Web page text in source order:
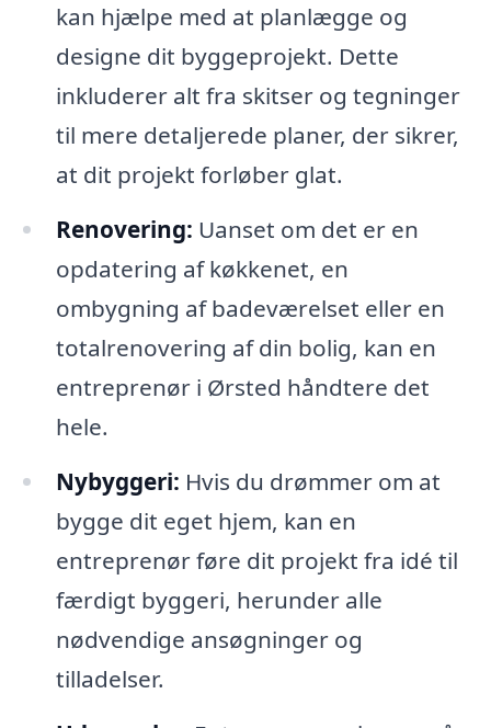
kan hjælpe med at planlægge og
designe dit byggeprojekt. Dette
inkluderer alt fra skitser og tegninger
til mere detaljerede planer, der sikrer,
at dit projekt forløber glat.
Renovering: Uanset om det er en
opdatering af køkkenet, en
ombygning af badeværelset eller en
totalrenovering af din bolig, kan en
entreprenør i Ørsted håndtere det
hele.
Nybyggeri: Hvis du drømmer om at
bygge dit eget hjem, kan en
entreprenør føre dit projekt fra idé til
færdigt byggeri, herunder alle
nødvendige ansøgninger og
tilladelser.